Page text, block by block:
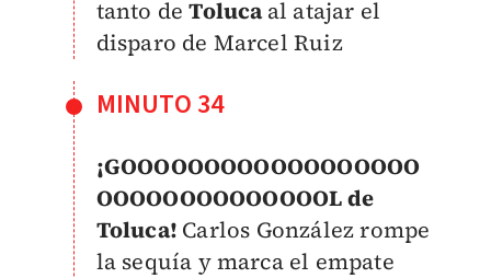
tanto deTolucaal atajar el
disparo de Marcel Ruiz
MINUTO 34
¡GOOOOOOOOOOOOOOOOOO
OOOOOOOOOOOOOOL de
Toluca! Carlos González rompe
la sequía y marca el empate